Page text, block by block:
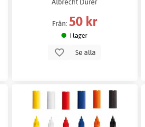
Från: 50 kr
I lager
Se alla